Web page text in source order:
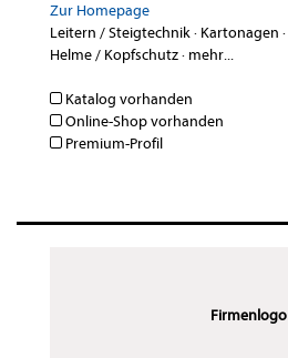
Zur Homepage
Leitern / Steigtechnik· Kartonagen ·
Helme / Kopfschutz· mehr...
Katalog vorhanden
Online-Shop vorhanden
Premium-Profil
Firmenlogo